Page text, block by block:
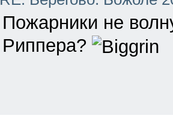
Пожарники не
Риппера?